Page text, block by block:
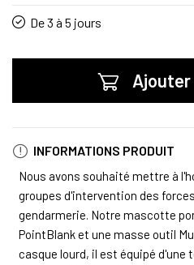
De 3 à 5 jours
Ajouter
INFORMATIONS PRODUIT
Nous avons souhaité mettre à
groupes d'intervention des
gendarmerie. Notre mascotte
PointBlank et une masse outil
casque lourd, il est équipé d'une